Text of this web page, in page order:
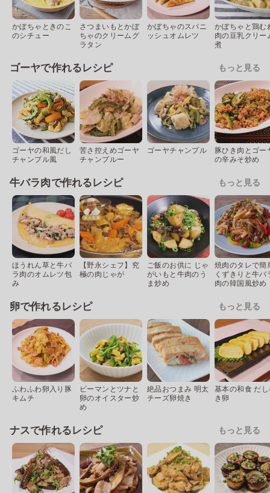
かぼちゃときのこ
のシチュー
さつまいもとかぼ
ちゃのクリームグ
ラタン
かぼちゃのスパニ
ッシュオムレツ
かぼちゃと鶏む
肉の豆乳クリー
煮
ゴーヤで作れるレシピ もっと見る
ゴーヤの和風だし
チャンプル風
苦さ控えめゴーヤ
チャンプルー
ゴーヤチャンプル
豚ひき肉とゴー
の辛みそ炒め
牛バラ肉で作れるレシピ もっと見る
ほうれん草と牛バ
ラ肉のオムレツ包
み
【野永シェフ】究
極の肉じゃが
ご飯のお供に じゃ
がいもと牛肉のう
ま炒め
焼肉のタレで簡
くずきりと牛バ
肉の韓国風炒め
卵で作れるレシピ もっと見る
ふわふわ卵入り豚
キムチ
ピーマンとツナと
卵のオイスター炒
め
絶品おつまみ 明太
チーズ卵焼き
基本の和食 だ
き卵
ナスで作れるレシピ もっと見る